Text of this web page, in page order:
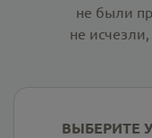
не были
не исчезли,
ВЫБЕРИТЕ